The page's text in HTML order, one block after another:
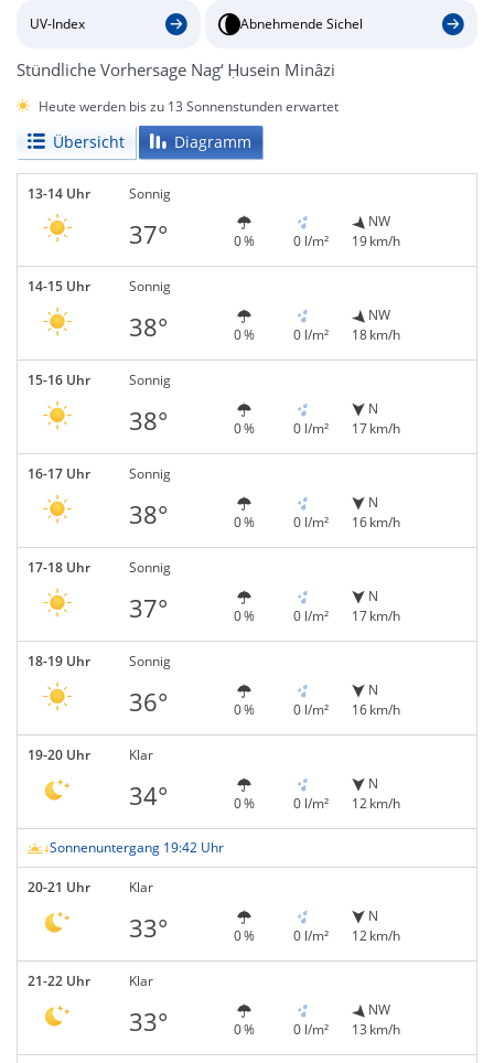
UV-Index Abnehmende Sichel
Stündliche Vorhersage Nag‘ Ḥusein Minâzi
Heute werden bis zu 13 Sonnenstunden erwartet
Übersicht Diagramm
13-14 Uhr Sonnig
37° 0 % 0 l/m²
NW
19 km/h
14-15 Uhr Sonnig
38° 0 % 0 l/m²
NW
18 km/h
15-16 Uhr Sonnig
38° 0 % 0 l/m²
N
17 km/h
16-17 Uhr Sonnig
38° 0 % 0 l/m²
N
16 km/h
17-18 Uhr Sonnig
37° 0 % 0 l/m²
N
17 km/h
18-19 Uhr Sonnig
36° 0 % 0 l/m²
N
16 km/h
19-20 Uhr Klar
34° 0 % 0 l/m²
N
12 km/h
Sonnenuntergang 19:42 Uhr
20-21 Uhr Klar
33° 0 % 0 l/m²
N
12 km/h
21-22 Uhr Klar
33° 0 % 0 l/m²
NW
13 km/h